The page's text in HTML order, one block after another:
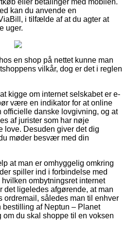
kan du anvende en
i tilfælde af at du agter at
uger.
en shop på nettet kunne man
vilkår, dog er det i reglen
kigge om internet selskabet er e-
være en indikator for at online
officielle danske lovgivning, og at
af jurister som har nøje
love. Desuden giver det dig
møder besvær med din
at man er omhyggelig omkring
spiller ind i forbindelse med
ombytningsret internet
det ligeledes afgørende, at man
ordremail, således man til enhver
af Neptun – Planet
du skal shoppe til en voksen